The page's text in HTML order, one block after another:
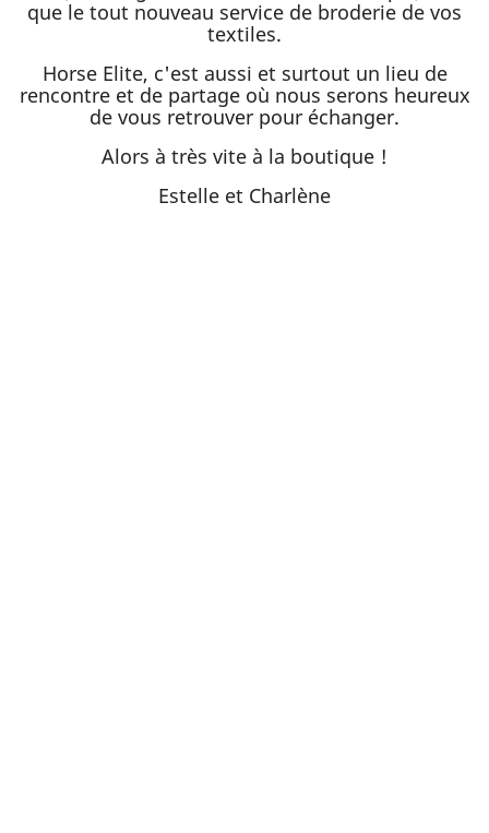
que le tout nouveau service de broderie de vos
textiles.
Horse Elite, c'est aussi et surtout un lieu de
rencontre et de partage où nous serons heureux
de vous retrouver pour échanger.
Alors à très vite à la boutique !
Estelle et Charlène